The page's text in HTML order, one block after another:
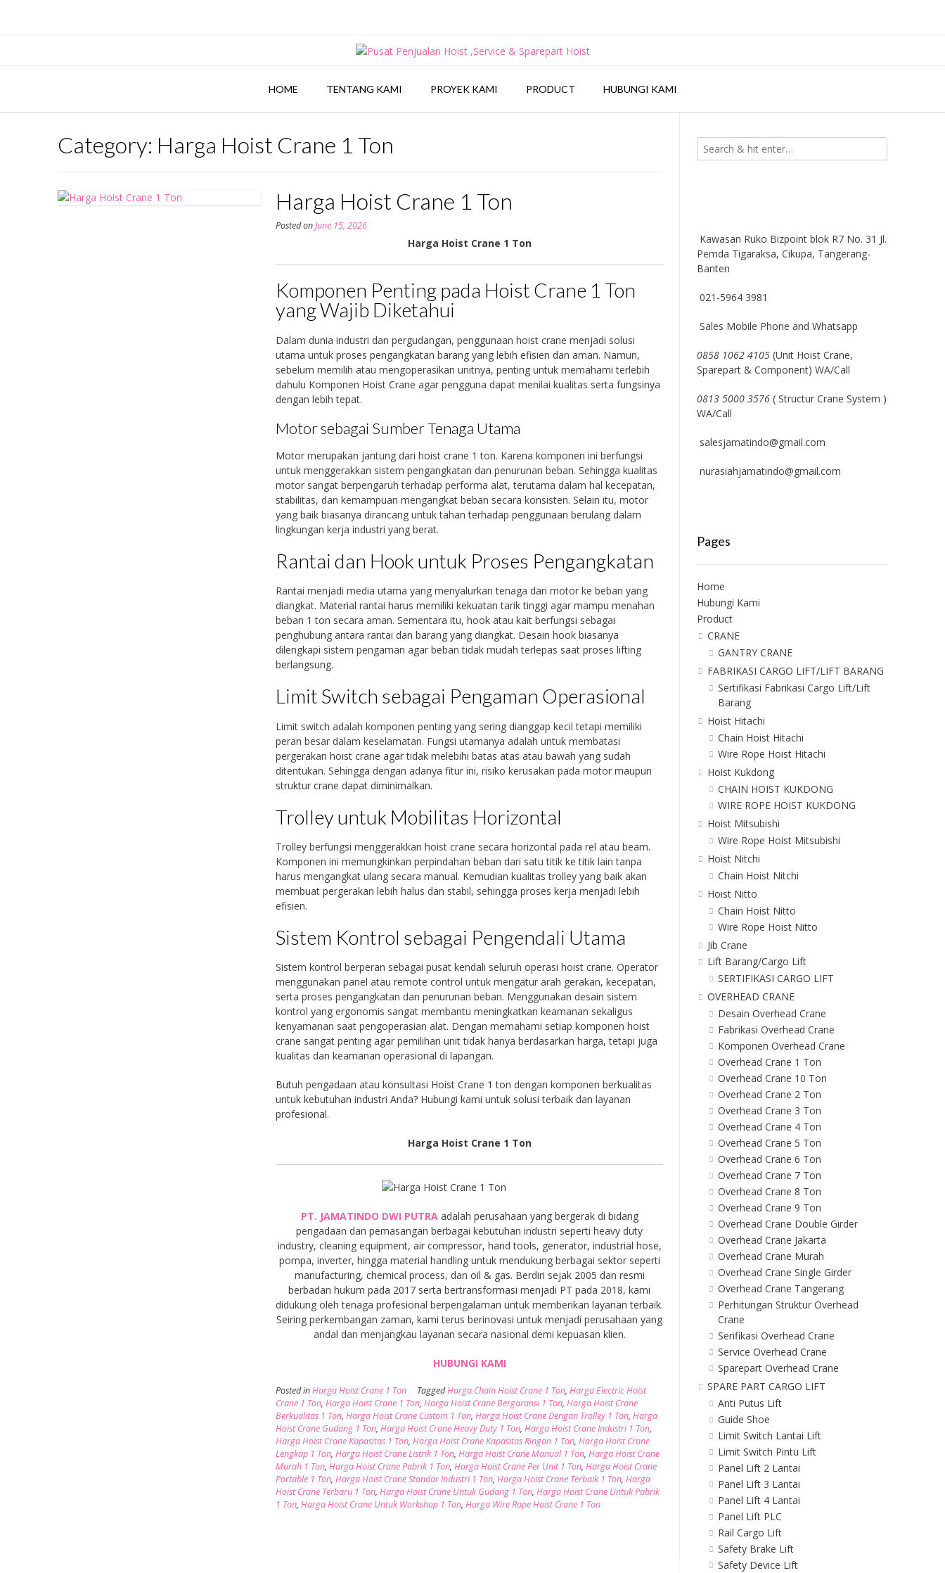
HOME TENTANG KAMI PROYEK KAMI PRODUCT HUBUNGI KAMI
Category: Harga Hoist Crane 1 Ton
Harga Hoist Crane 1 Ton
Posted onJune 15, 2026
Harga Hoist Crane 1 Ton
Komponen Penting pada Hoist Crane 1 Ton
yang Wajib Diketahui
Dalam dunia industri dan pergudangan, penggunaan hoist crane menjadi solusi
utama untuk proses pengangkatan barang yang lebih efisien dan aman. Namun,
sebelum memilih atau mengoperasikan unitnya, penting untuk memahami terlebih
dahulu Komponen Hoist Crane agar pengguna dapat menilai kualitas serta fungsinya
dengan lebih tepat.
Motor sebagai Sumber Tenaga Utama
Motor merupakan jantung dari hoist crane 1 ton. Karena komponen ini berfungsi
untuk menggerakkan sistem pengangkatan dan penurunan beban. Sehingga kualitas
motor sangat berpengaruh terhadap performa alat, terutama dalam hal kecepatan,
stabilitas, dan kemampuan mengangkat beban secara konsisten. Selain itu, motor
yang baik biasanya dirancang untuk tahan terhadap penggunaan berulang dalam
lingkungan kerja industri yang berat.
Rantai dan Hook untuk Proses Pengangkatan
Rantai menjadi media utama yang menyalurkan tenaga dari motor ke beban yang
diangkat. Material rantai harus memiliki kekuatan tarik tinggi agar mampu menahan
beban 1 ton secara aman. Sementara itu, hook atau kait berfungsi sebagai
penghubung antara rantai dan barang yang diangkat. Desain hook biasanya
dilengkapi sistem pengaman agar beban tidak mudah terlepas saat proses lifting
berlangsung.
Limit Switch sebagai Pengaman Operasional
Limit switch adalah komponen penting yang sering dianggap kecil tetapi memiliki
peran besar dalam keselamatan. Fungsi utamanya adalah untuk membatasi
pergerakan hoist crane agar tidak melebihi batas atas atau bawah yang sudah
ditentukan. Sehingga dengan adanya fitur ini, risiko kerusakan pada motor maupun
struktur crane dapat diminimalkan.
Trolley untuk Mobilitas Horizontal
Trolley berfungsi menggerakkan hoist crane secara horizontal pada rel atau beam.
Komponen ini memungkinkan perpindahan beban dari satu titik ke titik lain tanpa
harus mengangkat ulang secara manual. Kemudian kualitas trolley yang baik akan
membuat pergerakan lebih halus dan stabil, sehingga proses kerja menjadi lebih
efisien.
Sistem Kontrol sebagai Pengendali Utama
Sistem kontrol berperan sebagai pusat kendali seluruh operasi hoist crane. Operator
menggunakan panel atau remote control untuk mengatur arah gerakan, kecepatan,
serta proses pengangkatan dan penurunan beban. Menggunakan desain sistem
kontrol yang ergonomis sangat membantu meningkatkan keamanan sekaligus
kenyamanan saat pengoperasian alat. Dengan memahami setiap komponen hoist
crane sangat penting agar pemilihan unit tidak hanya berdasarkan harga, tetapi juga
kualitas dan keamanan operasional di lapangan.
Butuh pengadaan atau konsultasi Hoist Crane 1 ton dengan komponen berkualitas
untuk kebutuhan industri Anda? Hubungi kami untuk solusi terbaik dan layanan
profesional.
Harga Hoist Crane 1 Ton
PT. JAMATINDO DWI PUTRAadalah perusahaan yang bergerak di bidang
pengadaan dan pemasangan berbagai kebutuhan industri seperti heavy duty
industry, cleaning equipment, air compressor, hand tools, generator, industrial hose,
pompa, inverter, hingga material handling untuk mendukung berbagai sektor seperti
manufacturing, chemical process, dan oil & gas. Berdiri sejak 2005 dan resmi
berbadan hukum pada 2017 serta bertransformasi menjadi PT pada 2018, kami
didukung oleh tenaga profesional berpengalaman untuk memberikan layanan terbaik.
Seiring perkembangan zaman, kami terus berinovasi untuk menjadi perusahaan yang
andal dan menjangkau layanan secara nasional demi kepuasan klien.
HUBUNGI KAMI
Posted inHarga Hoist Crane 1 Ton TaggedHarga Chain Hoist Crane 1 Ton,Harga Electric Hoist
Crane 1 Ton,Harga Hoist Crane 1 Ton,Harga Hoist Crane Bergaransi 1 Ton,Harga Hoist Crane
Berkualitas 1 Ton,Harga Hoist Crane Custom 1 Ton,Harga Hoist Crane Dengan Trolley 1 Ton,Harga
Hoist Crane Gudang 1 Ton,Harga Hoist Crane Heavy Duty 1 Ton,Harga Hoist Crane Industri 1 Ton,
Harga Hoist Crane Kapasitas 1 Ton,Harga Hoist Crane Kapasitas Ringan 1 Ton,Harga Hoist Crane
Lengkap 1 Ton,Harga Hoist Crane Listrik 1 Ton,Harga Hoist Crane Manual 1 Ton,Harga Hoist Crane
Murah 1 Ton,Harga Hoist Crane Pabrik 1 Ton,Harga Hoist Crane Per Unit 1 Ton,Harga Hoist Crane
Portable 1 Ton,Harga Hoist Crane Standar Industri 1 Ton,Harga Hoist Crane Terbaik 1 Ton,Harga
Hoist Crane Terbaru 1 Ton,Harga Hoist Crane Untuk Gudang 1 Ton,Harga Hoist Crane Untuk Pabrik
1 Ton,Harga Hoist Crane Untuk Workshop 1 Ton,Harga Wire Rope Hoist Crane 1 Ton
Kawasan Ruko Bizpoint blok R7 No. 31 Jl.
Pemda Tigaraksa, Cikupa, Tangerang-
Banten
021-5964 3981
Sales Mobile Phone and Whatsapp
0858 1062 4105(Unit Hoist Crane,
Sparepart & Component) WA/Call
0813 5000 3576( Structur Crane System )
WA/Call
salesjamatindo@gmail.com
nurasiahjamatindo@gmail.com
Pages
Home
Hubungi Kami
Product
CRANE
GANTRY CRANE
FABRIKASI CARGO LIFT/LIFT BARANG
Sertifikasi Fabrikasi Cargo Lift/Lift
Barang
Hoist Hitachi
Chain Hoist Hitachi
Wire Rope Hoist Hitachi
Hoist Kukdong
CHAIN HOIST KUKDONG
WIRE ROPE HOIST KUKDONG
Hoist Mitsubishi
Wire Rope Hoist Mitsubishi
Hoist Nitchi
Chain Hoist Nitchi
Hoist Nitto
Chain Hoist Nitto
Wire Rope Hoist Nitto
Jib Crane
Lift Barang/Cargo Lift
SERTIFIKASI CARGO LIFT
OVERHEAD CRANE
Desain Overhead Crane
Fabrikasi Overhead Crane
Komponen Overhead Crane
Overhead Crane 1 Ton
Overhead Crane 10 Ton
Overhead Crane 2 Ton
Overhead Crane 3 Ton
Overhead Crane 4 Ton
Overhead Crane 5 Ton
Overhead Crane 6 Ton
Overhead Crane 7 Ton
Overhead Crane 8 Ton
Overhead Crane 9 Ton
Overhead Crane Double Girder
Overhead Crane Jakarta
Overhead Crane Murah
Overhead Crane Single Girder
Overhead Crane Tangerang
Perhitungan Struktur Overhead
Crane
Serifikasi Overhead Crane
Service Overhead Crane
Sparepart Overhead Crane
SPARE PART CARGO LIFT
Anti Putus Lift
Guide Shoe
Limit Switch Lantai Lift
Limit Switch Pintu Lift
Panel Lift 2 Lantai
Panel Lift 3 Lantai
Panel Lift 4 Lantai
Panel Lift PLC
Rail Cargo Lift
Safety Brake Lift
Safety Device Lift